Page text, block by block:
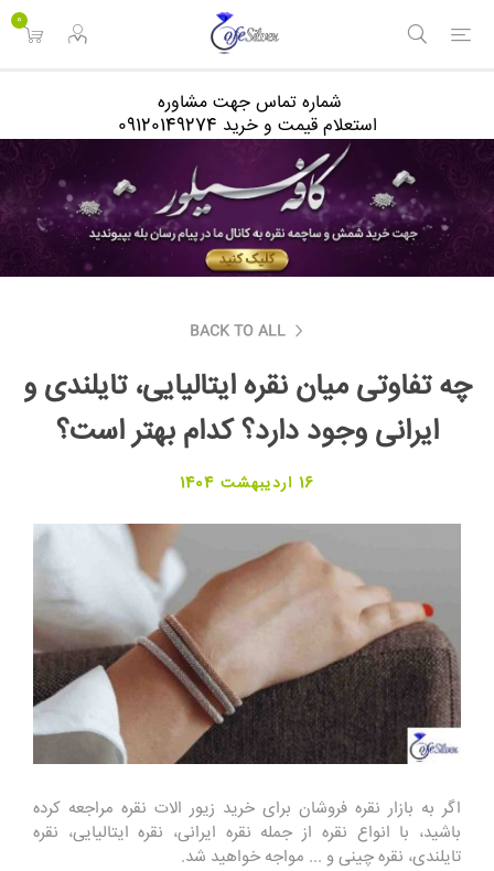
0
شماره تماس جهت مشاوره
استعلام قیمت و خرید 09120149274
BACK TO ALL
چه تفاوتی میان نقره ایتالیایی، تایلندی و
ایرانی وجود دارد؟ کدام بهتر است؟
16 اردیبهشت 1404
اگر به بازار نقره فروشان برای خرید زیور الات نقره مراجعه کرده
باشید، با انواع نقره از جمله نقره ایرانی، نقره ایتالیایی، نقره
تایلندی، نقره چینی و ... مواجه خواهید شد.